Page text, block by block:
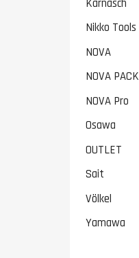
Karnasch
Nikko Tools
NOVA
NOVA PACK
NOVA Pro
Osawa
OUTLET
Sait
Völkel
Yamawa